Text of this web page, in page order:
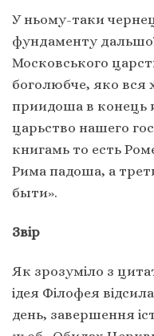
У ньому-таки
фундаменту дальшої
Московського
боголюбче, яко вся
приидоша в конець
царьство нашего
книгамь то есть
Рима падоша, а
быти».
Звір
Як зрозуміло з
ідея Філофея
день, завершення